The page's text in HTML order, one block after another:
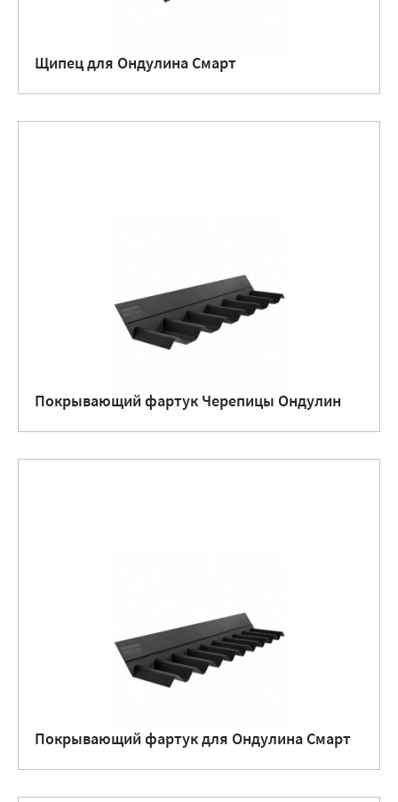
Щипец для Ондулина Смарт
Покрывающий фартук Черепицы Ондулин
Покрывающий фартук для Ондулина Смарт